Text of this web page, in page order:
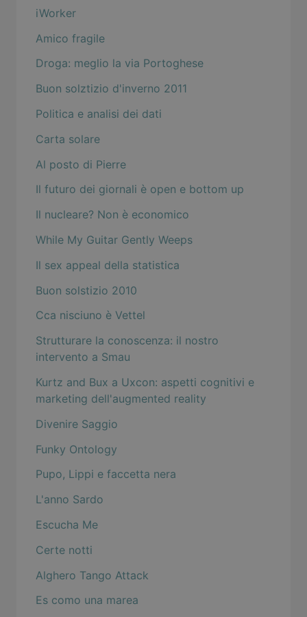
iWorker
Amico fragile
Droga: meglio la via Portoghese
Buon solztizio d'inverno 2011
Politica e analisi dei dati
Carta solare
Al posto di Pierre
Il futuro dei giornali è open e bottom up
Il nucleare? Non è economico
While My Guitar Gently Weeps
Il sex appeal della statistica
Buon solstizio 2010
Cca nisciuno è Vettel
Strutturare la conoscenza: il nostro
intervento a Smau
Kurtz and Bux a Uxcon: aspetti cognitivi e
marketing dell'augmented reality
Divenire Saggio
Funky Ontology
Pupo, Lippi e faccetta nera
L'anno Sardo
Escucha Me
Certe notti
Alghero Tango Attack
Es como una marea